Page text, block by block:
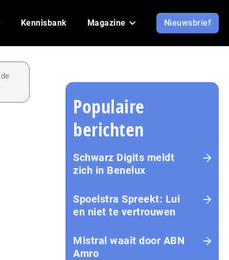
Kennisbank Magazine Nieuwsbrief
Populaire
berichten
Schwarz Digits meldt
zich in Benelux
Spoelstra Spreekt: Lui
en niet te vertrouwen
Mistral waait door ABN
Amro